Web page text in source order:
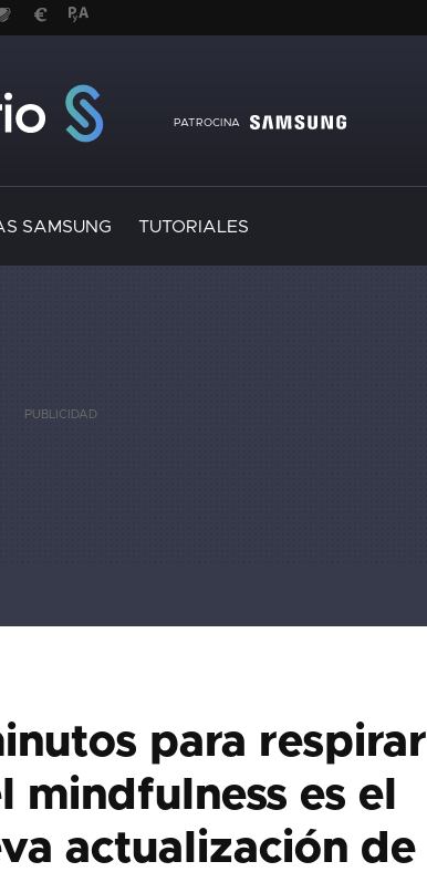
PATROCINA
SAMSUNG TUTORIALES
para respirar
mindfulness es el
actualización de